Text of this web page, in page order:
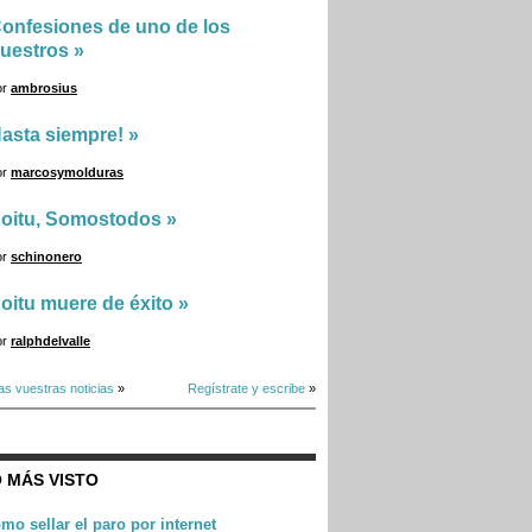
de uno de los
»
ambrosius
siempre! »
marcosymolduras
Somostodos »
schinonero
muere de éxito »
ralphdelvalle
vuestras noticias » Regístrate y escribe »
MÁS VISTO
sellar el paro por internet